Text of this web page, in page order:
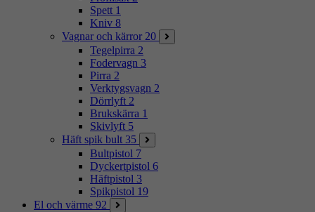
Spett 1
Kniv 8
Vagnar och kärror 20
Tegelpirra 2
Fodervagn 3
Pirra 2
Verktygsvagn 2
Dörrlyft 2
Brukskärra 1
Skivlyft 5
Häft spik bult 35
Bultpistol 7
Dyckertpistol 6
Häftpistol 3
Spikpistol 19
El och värme 92